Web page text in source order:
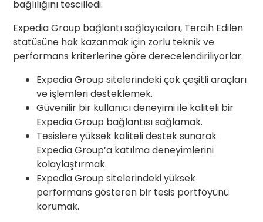
bağlılığını tescilledi.
Expedia Group bağlantı sağlayıcıları, Tercih Edilen
statüsüne hak kazanmak için zorlu teknik ve
performans kriterlerine göre derecelendiriliyorlar:
Expedia Group sitelerindeki çok çeşitli araçları
ve işlemleri desteklemek.
Güvenilir bir kullanıcı deneyimi ile kaliteli bir
Expedia Group bağlantısı sağlamak.
Tesislere yüksek kaliteli destek sunarak
Expedia Group’a katılma deneyimlerini
kolaylaştırmak.
Expedia Group sitelerindeki yüksek
performans gösteren bir tesis portföyünü
korumak.